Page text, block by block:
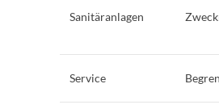
Sanitäranlagen
Service